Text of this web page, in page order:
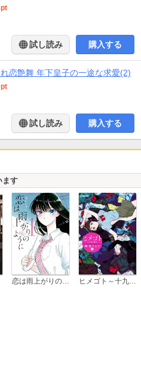
試し読み 購入する
れ恋艶舞 年下皇子の一途な求愛(2)
試し読み 購入する
ます
恋は雨上がりのように ヒメゴト～十九歳の制服～